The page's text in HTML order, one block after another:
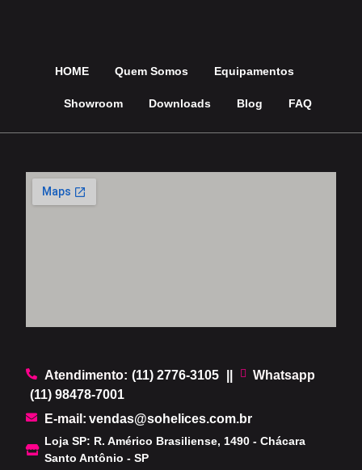
HOME Quem Somos Equipamentos
Showroom Downloads Blog FAQ
Atendimento: (11) 2776-3105
Whatsapp
(11) 98478-7001
E-mail: vendas@sohelices.com.br
Loja SP: R. Américo Brasiliense, 1490 - Chácara
Santo Antônio - SP